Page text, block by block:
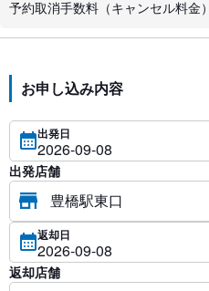
予約取消手数料（キャンセル料金
お申し込み内容
出発日
出発店舗
返却日
返却店舗